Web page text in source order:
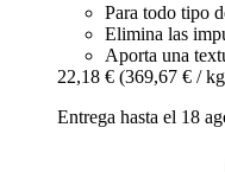
Para todo tipo
Elimina las
Aporta una
22,18 € (369,67 € /
Entrega hasta el 18